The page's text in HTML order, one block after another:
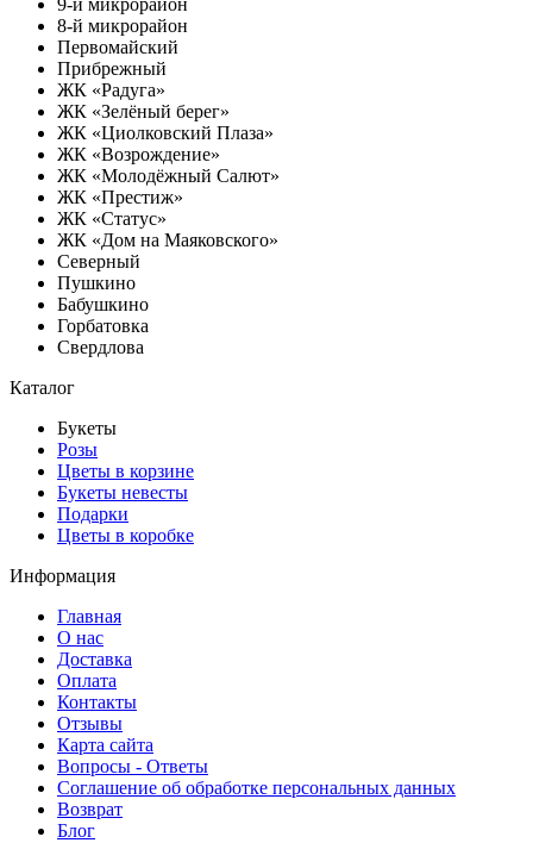
9-й микрорайон
8-й микрорайон
Первомайский
Прибрежный
ЖК «Радуга»
ЖК «Зелёный берег»
ЖК «Циолковский Плаза»
ЖК «Возрождение»
ЖК «Молодёжный Салют»
ЖК «Престиж»
ЖК «Статус»
ЖК «Дом на Маяковского»
Северный
Пушкино
Бабушкино
Горбатовка
Свердлова
Каталог
Букеты
Розы
Цветы в корзине
Букеты невесты
Подарки
Цветы в коробке
Информация
Главная
О нас
Доставка
Оплата
Контакты
Отзывы
Карта сайта
Вопросы - Ответы
Соглашение об обработке персональных данных
Возврат
Блог